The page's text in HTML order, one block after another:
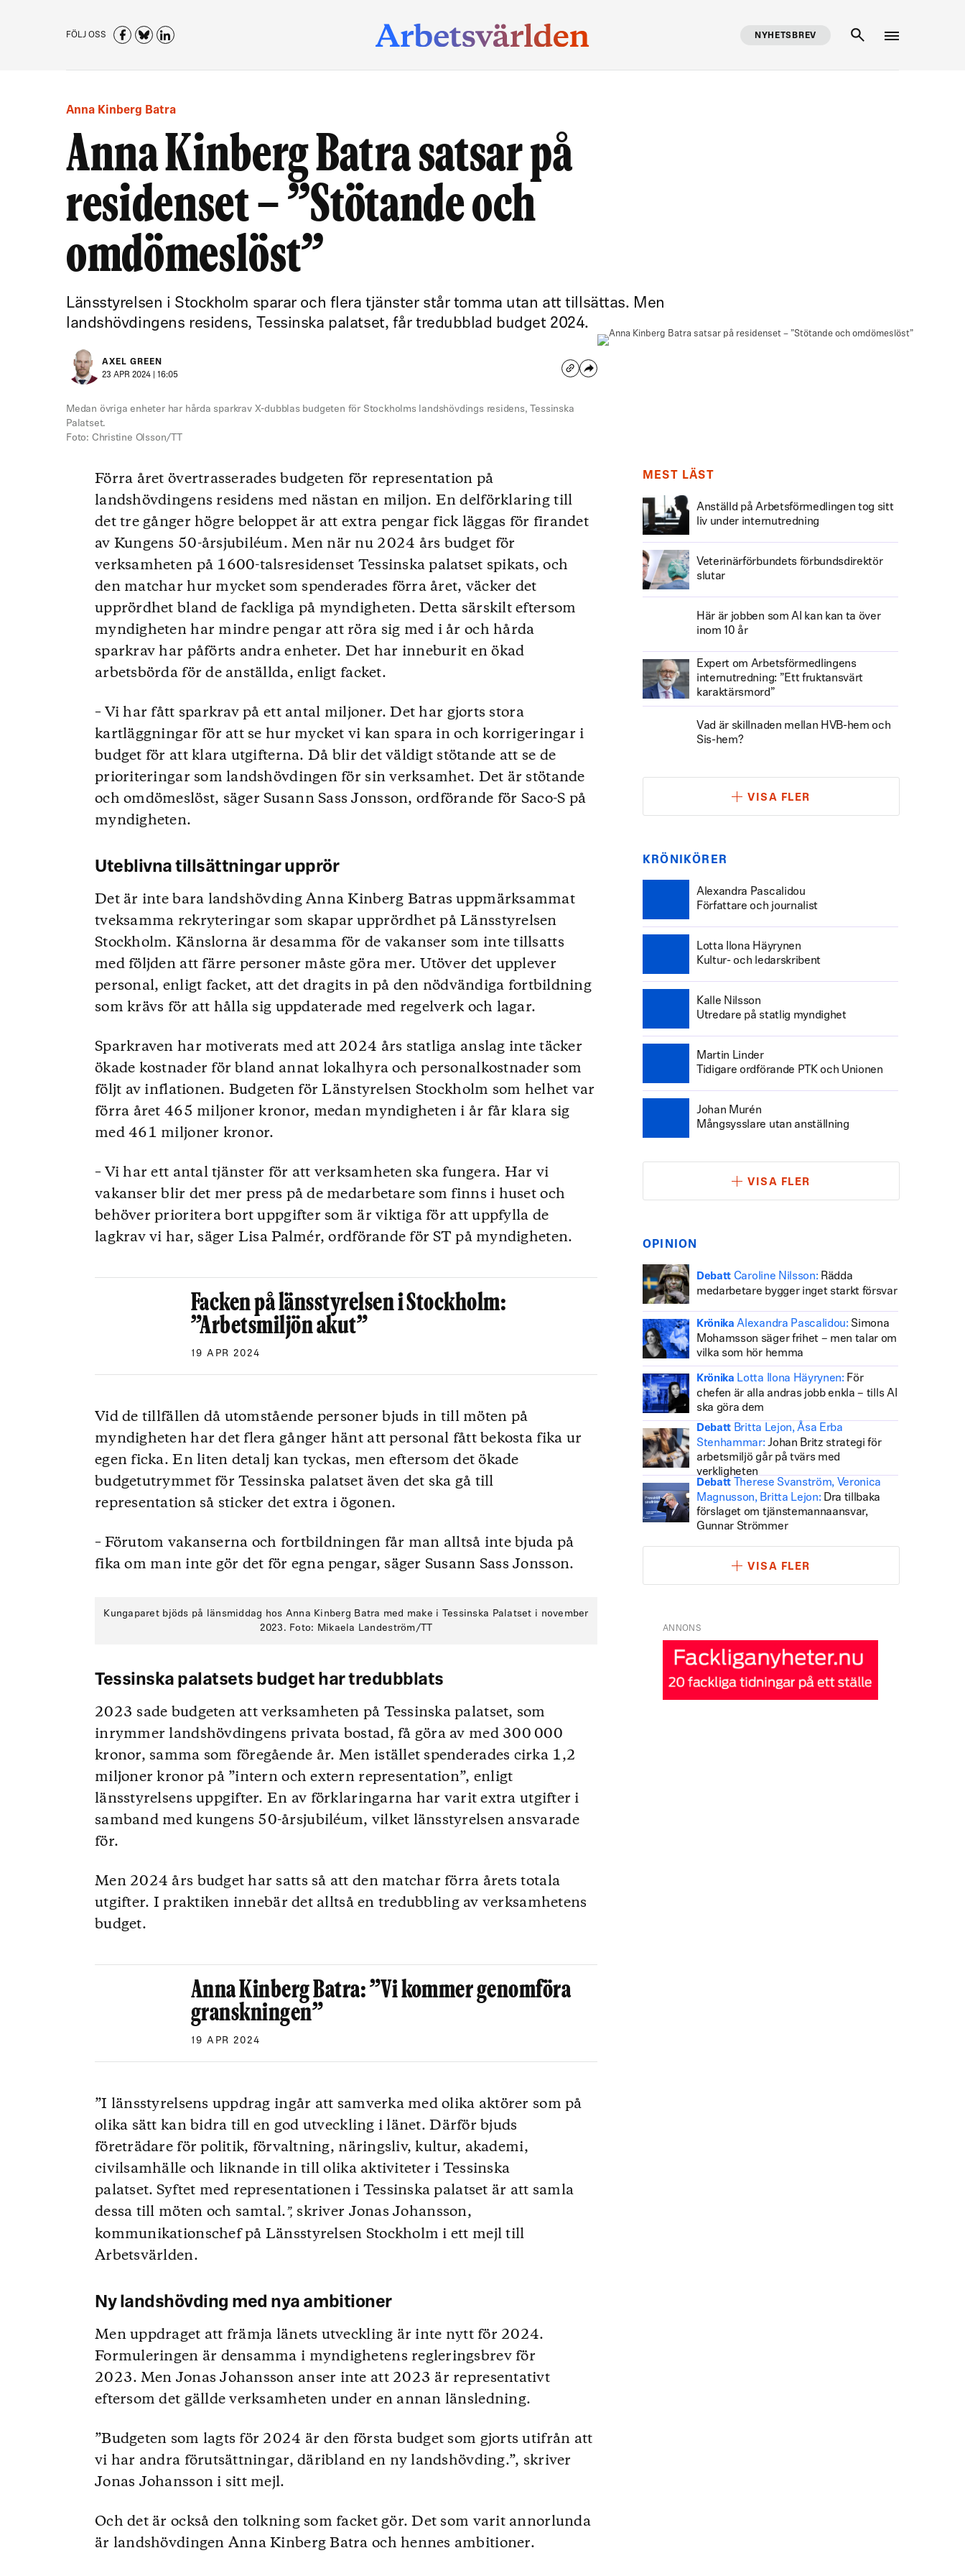
FÖLJ OSS NYHETSBREV
Anna Kinberg Batra
Anna Kinberg Batra satsar på
residenset – ”Stötande och
omdömeslöst”
Länsstyrelsen i Stockholm sparar och flera tjänster står tomma utan att tillsättas. Men
landshövdingens residens, Tessinska palatset, får tredubblad budget 2024.
AXEL GREEN
23 APR 2024 | 16:05
Medan övriga enheter har hårda sparkrav X-dubblas budgeten för Stockholms landshövdings residens, Tessinska
Palatset.
Foto: Christine Olsson/TT
Förra året övertrasserades budgeten för representation på
landshövdingens residens med nästan en miljon. En delförklaring till
det tre gånger högre beloppet är att extra pengar fick läggas för firandet
av Kungens 50-årsjubiléum. Men när nu 2024 års budget för
verksamheten på 1600-talsresidenset Tessinska palatset spikats, och
den matchar hur mycket som spenderades förra året, väcker det
upprördhet bland de fackliga på myndigheten. Detta särskilt eftersom
myndigheten har mindre pengar att röra sig med i år och hårda
sparkrav har påförts andra enheter. Det har inneburit en ökad
arbetsbörda för de anställda, enligt facket.
– Vi har fått sparkrav på ett antal miljoner. Det har gjorts stora
kartläggningar för att se hur mycket vi kan spara in och korrigeringar i
budget för att klara utgifterna. Då blir det väldigt stötande att se de
prioriteringar som landshövdingen för sin verksamhet. Det är stötande
och omdömeslöst, säger Susann Sass Jonsson, ordförande för Saco-S på
myndigheten.
Uteblivna tillsättningar upprör
Det är inte bara landshövding Anna Kinberg Batras uppmärksammat
tveksamma rekryteringar som skapar upprördhet på Länsstyrelsen
Stockholm. Känslorna är desamma för de vakanser som inte tillsatts
med följden att färre personer måste göra mer. Utöver det upplever
personal, enligt facket, att det dragits in på den nödvändiga fortbildning
som krävs för att hålla sig uppdaterade med regelverk och lagar.
Sparkraven har motiverats med att 2024 års statliga anslag inte täcker
ökade kostnader för bland annat lokalhyra och personalkostnader som
följt av inflationen. Budgeten för Länstyrelsen Stockholm som helhet var
förra året 465 miljoner kronor, medan myndigheten i år får klara sig
med 461 miljoner kronor.
– Vi har ett antal tjänster för att verksamheten ska fungera. Har vi
vakanser blir det mer press på de medarbetare som finns i huset och
behöver prioritera bort uppgifter som är viktiga för att uppfylla de
lagkrav vi har, säger Lisa Palmér, ordförande för ST på myndigheten.
Facken på länsstyrelsen i Stockholm:
”Arbetsmiljön akut”
19 APR 2024
Vid de tillfällen då utomstående personer bjuds in till möten på
myndigheten har det flera gånger hänt att personal fått bekosta fika ur
egen ficka. En liten detalj kan tyckas, men eftersom det ökade
budgetutrymmet för Tessinska palatset även det ska gå till
representation så sticker det extra i ögonen.
– Förutom vakanserna och fortbildningen får man alltså inte bjuda på
fika om man inte gör det för egna pengar, säger Susann Sass Jonsson.
Kungaparet bjöds på länsmiddag hos Anna Kinberg Batra med make i Tessinska Palatset i november
2023. Foto: Mikaela Landeström/TT
Tessinska palatsets budget har tredubblats
2023 sade budgeten att verksamheten på Tessinska palatset, som
inrymmer landshövdingens privata bostad, få göra av med 300 000
kronor, samma som föregående år. Men istället spenderades cirka 1,2
miljoner kronor på ”intern och extern representation”, enligt
länsstyrelsens uppgifter. En av förklaringarna har varit extra utgifter i
samband med kungens 50-årsjubiléum, vilket länsstyrelsen ansvarade
för.
Men 2024 års budget har satts så att den matchar förra årets totala
utgifter. I praktiken innebär det alltså en tredubbling av verksamhetens
budget.
Anna Kinberg Batra: ”Vi kommer genomföra
granskningen”
19 APR 2024
”I länsstyrelsens uppdrag ingår att samverka med olika aktörer som på
olika sätt kan bidra till en god utveckling i länet. Därför bjuds
företrädare för politik, förvaltning, näringsliv, kultur, akademi,
civilsamhälle och liknande in till olika aktiviteter i Tessinska
palatset. Syftet med representationen i Tessinska palatset är att samla
dessa till möten och samtal.”, skriver Jonas Johansson,
kommunikationschef på Länsstyrelsen Stockholm i ett mejl till
Arbetsvärlden.
Ny landshövding med nya ambitioner
Men uppdraget att främja länets utveckling är inte nytt för 2024.
Formuleringen är densamma i myndighetens regleringsbrev för
2023. Men Jonas Johansson anser inte att 2023 är representativt
eftersom det gällde verksamheten under en annan länsledning.
”Budgeten som lagts för 2024 är den första budget som gjorts utifrån att
vi har andra förutsättningar, däribland en ny landshövding.”, skriver
Jonas Johansson i sitt mejl.
Och det är också den tolkning som facket gör. Det som varit annorlunda
är landshövdingen Anna Kinberg Batra och hennes ambitioner.
MEST LÄST
Anställd på Arbetsförmedlingen tog sitt
liv under internutredning
Veterinärförbundets förbundsdirektör
slutar
Här är jobben som AI kan kan ta över
inom 10 år
Expert om Arbetsförmedlingens
internutredning: ”Ett fruktansvärt
karaktärsmord”
Vad är skillnaden mellan HVB-hem och
Sis-hem?
VISA FLER
KRÖNIKÖRER
Alexandra Pascalidou
Författare och journalist
Lotta Ilona Häyrynen
Kultur- och ledarskribent
Kalle Nilsson
Utredare på statlig myndighet
Martin Linder
Tidigare ordförande PTK och Unionen
Johan Murén
Mångsysslare utan anställning
VISA FLER
OPINION
Debatt Caroline Nilsson: Rädda
medarbetare bygger inget starkt försvar
Krönika Alexandra Pascalidou: Simona
Mohamsson säger frihet – men talar om
vilka som hör hemma
Krönika Lotta Ilona Häyrynen: För
chefen är alla andras jobb enkla – tills AI
ska göra dem
Debatt Britta Lejon, Åsa Erba
Stenhammar: Johan Britz strategi för
arbetsmiljö går på tvärs med
verkligheten
Debatt
Therese Svanström, Veronica
Magnusson, Britta Lejon: Dra tillbaka
förslaget om tjänstemannaansvar,
Gunnar Strömmer
VISA FLER
ANNONS